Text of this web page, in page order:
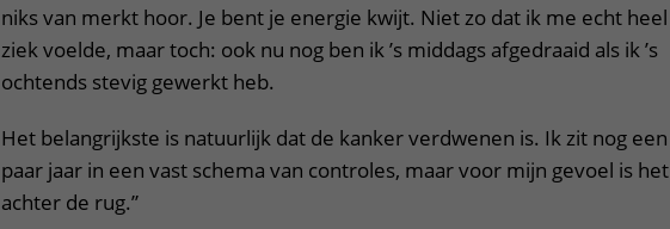
niks van merkt hoor. Je bent je energie kwijt. Niet zo dat ik me echt heel
ziek voelde, maar toch: ook nu nog ben ik ’s middags afgedraaid als ik ’s
ochtends stevig gewerkt heb.
Het belangrijkste is natuurlijk dat de kanker verdwenen is. Ik zit nog een
paar jaar in een vast schema van controles, maar voor mijn gevoel is het
achter de rug.”